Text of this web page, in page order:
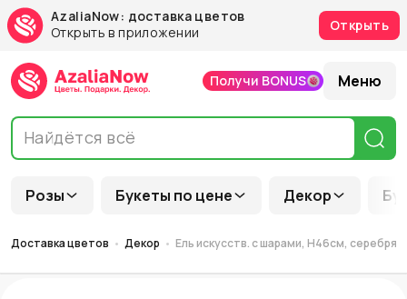
AzaliaNow: доставка цветов
Открыть в приложении
Открыть
Розы Букеты по цене Декор
Получи BONUS Меню
Доставка цветов Декор Ель искусств. с шарами, H46см,